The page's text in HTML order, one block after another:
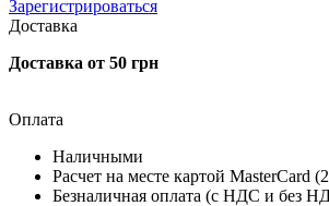
Зарегистрироваться
Доставка
Доставка от 50 грн
Оплата
Наличными
Расчет на месте картой MasterCard
Безналичная оплата (с НДС и без